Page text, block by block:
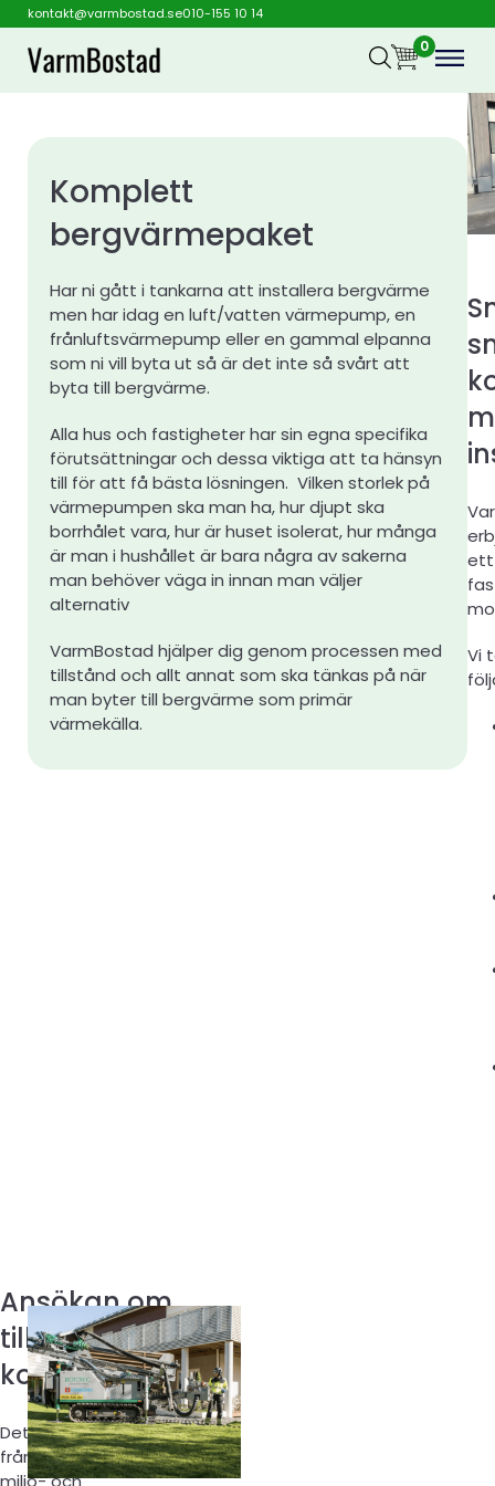
kontakt@varmbostad.se010-155 10 14
0
Komplett
bergvärmepaket
Har ni gått i tankarna att installera bergvärme
men har idag en luft/vatten värmepump, en
frånluftsvärmepump eller en gammal elpanna
som ni vill byta ut så är det inte så svårt att
byta till bergvärme.
Alla hus och fastigheter har sin egna specifika
förutsättningar och dessa viktiga att ta hänsyn
till för att få bästa lösningen. Vilken storlek på
värmepumpen ska man ha, hur djupt ska
borrhålet vara, hur är huset isolerat, hur många
är man i hushållet är bara några av sakerna
man behöver väga in innan man väljer
alternativ
VarmBostad hjälper dig genom processen med
tillstånd och allt annat som ska tänkas på när
man byter till bergvärme som primär
värmekälla.
ett
Vi
Ansökan om
tillstånd hos
kommunen
Det krävs tillstånd
från kommunens
miljö- och